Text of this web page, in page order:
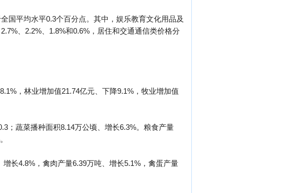
国平均水平0.3个百分点。其中，娱乐教育文化用品及
、2.2%、1.8%和0.6%，居住和交通通信类价格分
，林业增加值21.74亿元、下降9.1%，牧业增加值
；蔬菜播种面积8.14万公顷、增长6.3%。粮食产量
长4.8%，禽肉产量6.39万吨、增长5.1%，禽蛋产量